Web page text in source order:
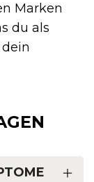
Marken
du als